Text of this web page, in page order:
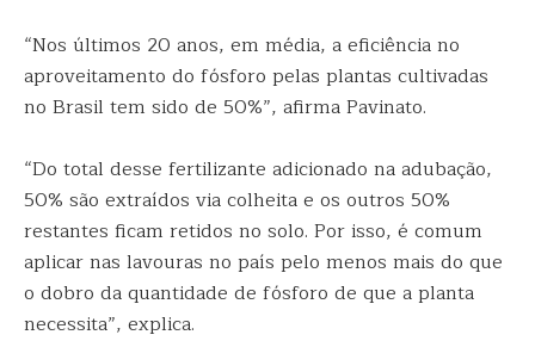
“Nos últimos 20 anos, em média, a eficiência no
aproveitamento do fósforo pelas plantas cultivadas
no Brasil tem sido de 50%”, afirma Pavinato.
“Do total desse fertilizante adicionado na adubação,
50% são extraídos via colheita e os outros 50%
restantes ficam retidos no solo. Por isso, é comum
aplicar nas lavouras no país pelo menos mais do que
o dobro da quantidade de fósforo de que a planta
necessita”, explica.